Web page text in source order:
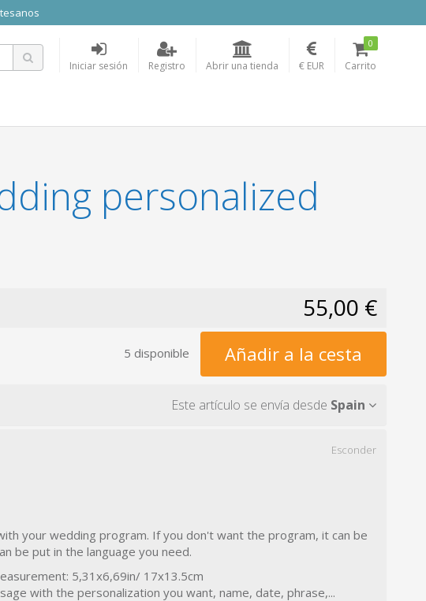
Iniciar sesión Registro Abrir una tienda € EUR Carrito
0
personalized
55,00 €
5 disponible Añadir a la cesta
Este artículo se envía desde Spain
Esconder
your wedding program. If you don't want the program, it can be
be put in the language you need.
5,31x6,69in/ 17x13.5cm
with the personalization you want, name, date, phrase,...